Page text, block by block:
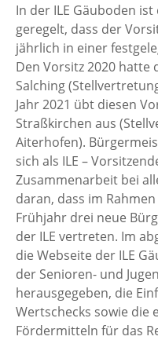
In der ILE Gäuboden
geregelt, dass der
jährlich in einer
Den Vorsitz 2020 hatte
Salching
Jahr 2021 übt diesen
Straßkirchen aus
Aiterhofen).
sich als ILE –
Zusammenarbeit bei
daran, dass im
Frühjahr drei neue
der ILE vertreten. Im
die Webseite der ILE
der Senioren- und
herausgegeben, die
Wertschecks sowie die
Fördermitteln für das